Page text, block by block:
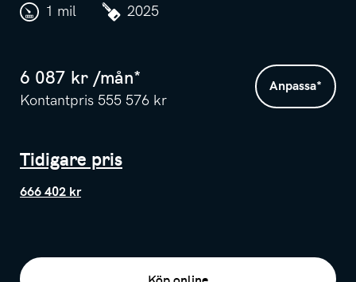
1 mil 2025
Tidigare pris
666 402 kr
6 087 kr /mån*
Kontantpris 555 576 kr
Anpassa*